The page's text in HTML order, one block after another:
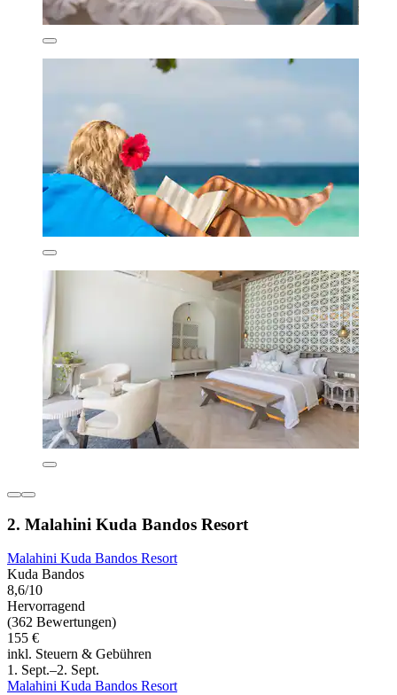
2. Malahini Kuda Bandos Resort
Malahini Kuda Bandos Resort
Kuda Bandos
8,6/10
Hervorragend
(362 Bewertungen)
155 €
inkl. Steuern & Gebühren
1. Sept.–2. Sept.
Malahini Kuda Bandos Resort